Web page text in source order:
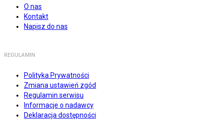
O nas
Kontakt
Napisz do nas
REGULAMIN
Polityka Prywatności
Zmiana ustawień zgód
Regulamin serwisu
Informacje o nadawcy
Deklaracja dostępności